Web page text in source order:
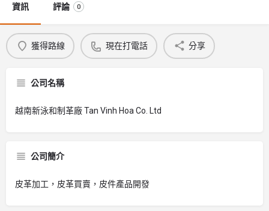
資訊 評論 0
獲得路線 現在打電話 分享
公司名稱
越南新泳和制革廠 Tan Vinh Hoa Co. Ltd
公司簡介
皮革加工，皮革買賣，皮件產品開發